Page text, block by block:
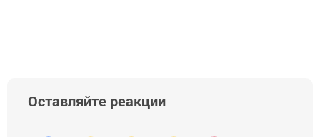
Оставляйте реакции